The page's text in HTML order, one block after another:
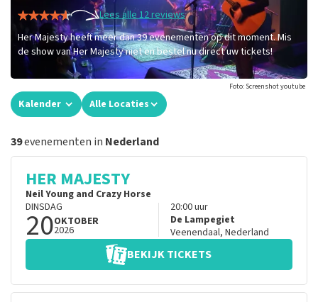
Lees alle 12 reviews
Her Majesty heeft meer dan 39 evenementen op dit moment. Mis
de show van Her Majesty niet en bestel nu direct uw tickets!
Foto: Screenshot youtube
Kalender Alle Locaties
39evenementen in Nederland
HER MAJESTY
Neil Young and Crazy Horse
DINSDAG
20OKTOBER
2026
20:00uur
De Lampegiet
Veenendaal, Nederland
BEKIJK TICKETS